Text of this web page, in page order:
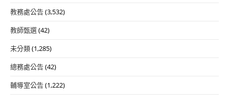
教務處公告(3,532)
教師甄選(42)
未分類(1,285)
總務處公告(42)
輔導室公告(1,222)